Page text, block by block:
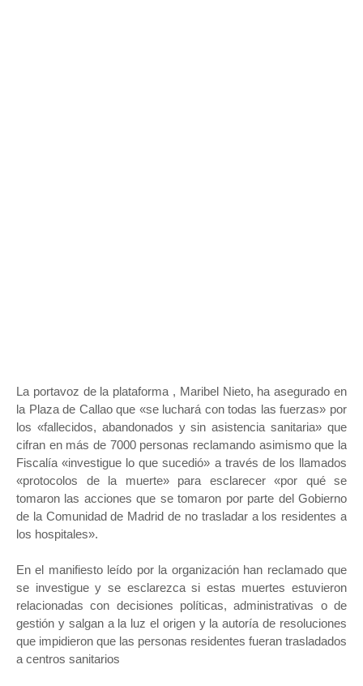
La portavoz de la plataforma , Maribel Nieto, ha asegurado en
la Plaza de Callao que «se luchará con todas las fuerzas» por
los «fallecidos, abandonados y sin asistencia sanitaria» que
cifran en más de 7000 personas reclamando asimismo que la
Fiscalía «investigue lo que sucedió» a través de los llamados
«protocolos de la muerte» para esclarecer «por qué se
tomaron las acciones que se tomaron por parte del Gobierno
de la Comunidad de Madrid de no trasladar a los residentes a
los hospitales».
En el manifiesto leído por la organización han reclamado que
se investigue y se esclarezca si estas muertes estuvieron
relacionadas con decisiones políticas, administrativas o de
gestión y salgan a la luz el origen y la autoría de resoluciones
que impidieron que las personas residentes fueran trasladados
a centros sanitarios